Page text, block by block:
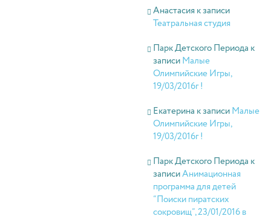
Анастасияк записи
Театральная студия
Парк Детского Периода к
записиМалые
Олимпийские Игры,
19/03/2016г !
Екатерина к записиМалые
Олимпийские Игры,
19/03/2016г !
Парк Детского Периода к
записиАнимационная
программа для детей
“Поиски пиратских
сокровищ”, 23/01/2016 в